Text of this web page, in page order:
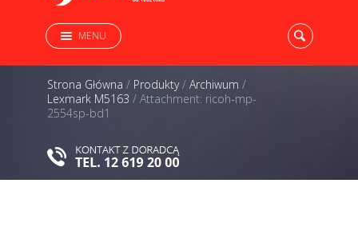
MENU
Strona Główna / Produkty/ Archiwum /
Lexmark M5163 / Attachment: ricoh-mp-
2554sp-bd1